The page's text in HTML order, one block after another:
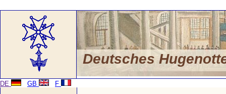
Deutsches
DE GB F